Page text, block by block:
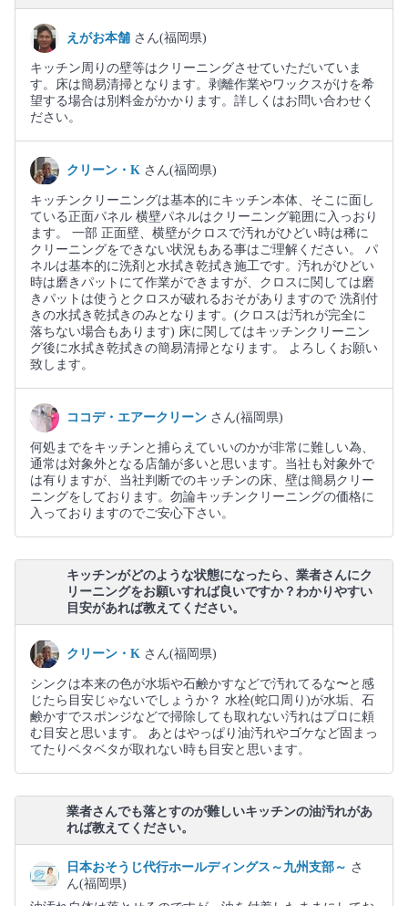
えがお本舗 さん(福岡県)
キッチン周りの壁等はクリーニングさせていただいていま
す。床は簡易清掃となります。剥離作業やワックスがけを希
望する場合は別料金がかかります。詳しくはお問い合わせく
ださい。
クリーン・K さん(福岡県)
キッチンクリーニングは基本的にキッチン本体、そこに面し
ている正面パネル 横壁パネルはクリーニング範囲に入っおり
ます。 一部 正面壁、横壁がクロスで汚れがひどい時は稀に
クリーニングをできない状況もある事はご理解ください。 パ
ネルは基本的に洗剤と水拭き乾拭き施工です。汚れがひどい
時は磨きパットにて作業ができますが、クロスに関しては磨
きパットは使うとクロスが破れるおそがありますので 洗剤付
きの水拭き乾拭きのみとなります。(クロスは汚れが完全に
落ちない場合もあります) 床に関してはキッチンクリーニン
グ後に水拭き乾拭きの簡易清掃となります。 よろしくお願い
致します。
ココデ・エアークリーン さん(福岡県)
何処までをキッチンと捕らえていいのかが非常に難しい為、
通常は対象外となる店舗が多いと思います。当社も対象外で
は有りますが、当社判断でのキッチンの床、壁は簡易クリー
ニングをしております。勿論キッチンクリーニングの価格に
入っておりますのでご安心下さい。
キッチンがどのような状態になったら、業者さんにク
リーニングをお願いすれば良いですか？わかりやすい
目安があれば教えてください。
クリーン・K さん(福岡県)
シンクは本来の色が水垢や石鹸かすなどで汚れてるな〜と感
じたら目安じゃないでしょうか？ 水栓(蛇口周り)が水垢、石
鹸かすでスポンジなどで掃除しても取れない汚れはプロに頼
む目安と思います。 あとはやっぱり油汚れやゴケなど固まっ
てたりベタベタが取れない時も目安と思います。
業者さんでも落とすのが難しいキッチンの油汚れがあ
れば教えてください。
日本おそうじ代行ホールディングス～九州支部～ さ
ん(福岡県)